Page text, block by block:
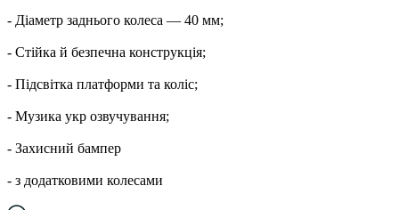
- Діаметр заднього колеса — 40 мм;
- Стійка й безпечна конструкція;
- Підсвітка платформи та коліс;
- Музика укр озвучування;
- Захисний бампер
- з додатковими колесами